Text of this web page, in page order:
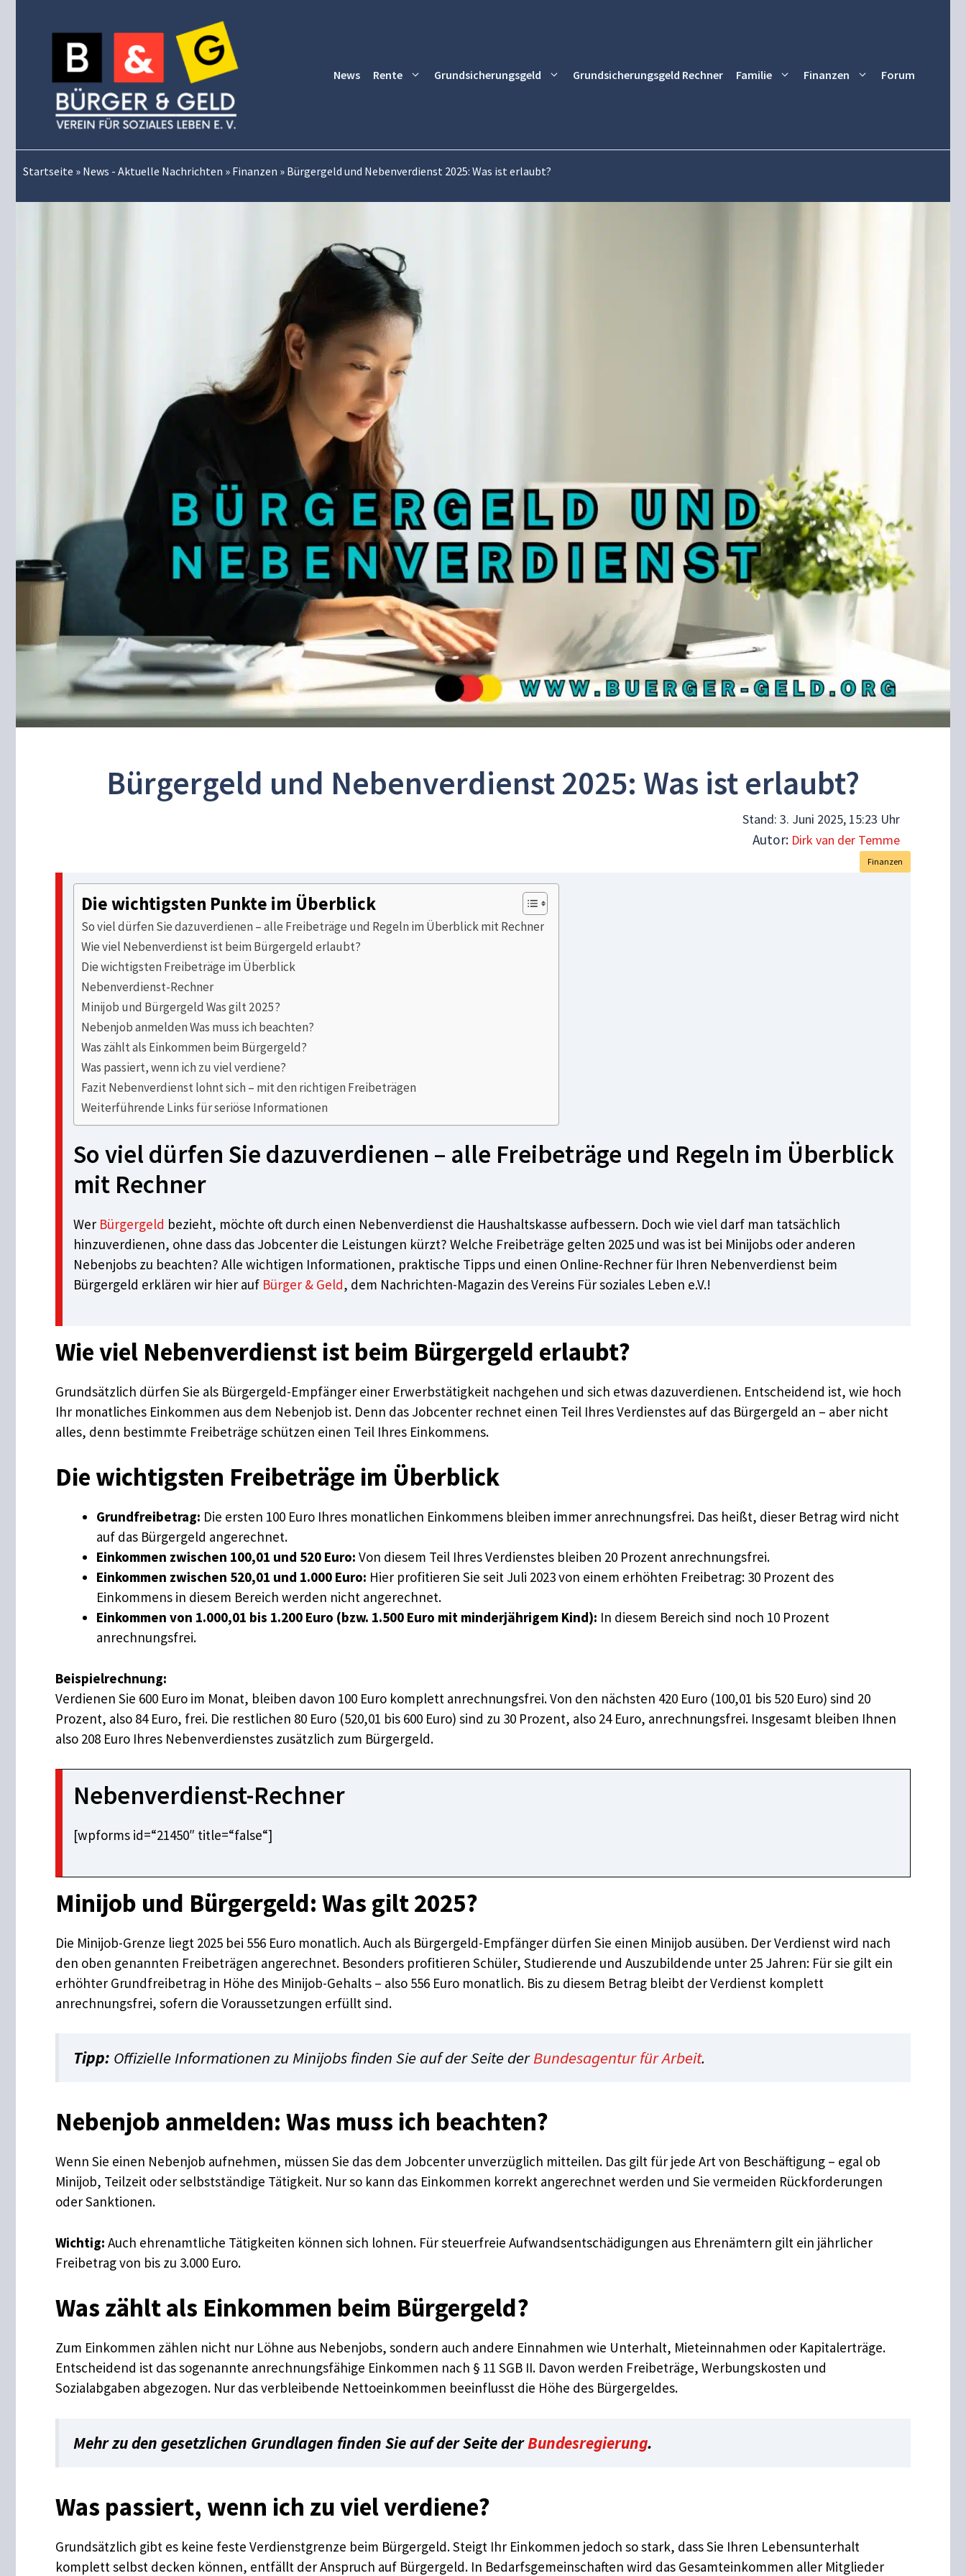
News Rente Grundsicherungsgeld Grundsicherungsgeld Rechner Familie Finanzen Forum
Startseite » News - Aktuelle Nachrichten » Finanzen » Bürgergeld und Nebenverdienst 2025: Was ist erlaubt?
Bürgergeld und Nebenverdienst 2025: Was ist erlaubt?
Stand: 3. Juni 2025, 15:23 Uhr
Autor: Dirk van der Temme
Finanzen
Die wichtigsten Punkte im Überblick
So viel dürfen Sie dazuverdienen – alle Freibeträge und Regeln im Überblick mit Rechner
Wie viel Nebenverdienst ist beim Bürgergeld erlaubt?
Die wichtigsten Freibeträge im Überblick
Nebenverdienst-Rechner
Minijob und Bürgergeld Was gilt 2025?
Nebenjob anmelden Was muss ich beachten?
Was zählt als Einkommen beim Bürgergeld?
Was passiert, wenn ich zu viel verdiene?
Fazit Nebenverdienst lohnt sich – mit den richtigen Freibeträgen
Weiterführende Links für seriöse Informationen
So viel dürfen Sie dazuverdienen – alle Freibeträge und Regeln im Überblick
mit Rechner
Wer Bürgergeld bezieht, möchte oft durch einen Nebenverdienst die Haushaltskasse aufbessern. Doch wie viel darf man tatsächlich
hinzuverdienen, ohne dass das Jobcenter die Leistungen kürzt? Welche Freibeträge gelten 2025 und was ist bei Minijobs oder anderen
Nebenjobs zu beachten? Alle wichtigen Informationen, praktische Tipps und einen Online-Rechner für Ihren Nebenverdienst beim
Bürgergeld erklären wir hier auf Bürger & Geld, dem Nachrichten-Magazin des Vereins Für soziales Leben e.V.!
Wie viel Nebenverdienst ist beim Bürgergeld erlaubt?
Grundsätzlich dürfen Sie als Bürgergeld-Empfänger einer Erwerbstätigkeit nachgehen und sich etwas dazuverdienen. Entscheidend ist, wie hoch
Ihr monatliches Einkommen aus dem Nebenjob ist. Denn das Jobcenter rechnet einen Teil Ihres Verdienstes auf das Bürgergeld an – aber nicht
alles, denn bestimmte Freibeträge schützen einen Teil Ihres Einkommens.
Die wichtigsten Freibeträge im Überblick
Grundfreibetrag: Die ersten 100 Euro Ihres monatlichen Einkommens bleiben immer anrechnungsfrei. Das heißt, dieser Betrag wird nicht
auf das Bürgergeld angerechnet.
Einkommen zwischen 100,01 und 520 Euro: Von diesem Teil Ihres Verdienstes bleiben 20 Prozent anrechnungsfrei.
Einkommen zwischen 520,01 und 1.000 Euro: Hier profitieren Sie seit Juli 2023 von einem erhöhten Freibetrag: 30 Prozent des
Einkommens in diesem Bereich werden nicht angerechnet.
Einkommen von 1.000,01 bis 1.200 Euro (bzw. 1.500 Euro mit minderjährigem Kind): In diesem Bereich sind noch 10 Prozent
anrechnungsfrei.
Beispielrechnung:
Verdienen Sie 600 Euro im Monat, bleiben davon 100 Euro komplett anrechnungsfrei. Von den nächsten 420 Euro (100,01 bis 520 Euro) sind 20
Prozent, also 84 Euro, frei. Die restlichen 80 Euro (520,01 bis 600 Euro) sind zu 30 Prozent, also 24 Euro, anrechnungsfrei. Insgesamt bleiben Ihnen
also 208 Euro Ihres Nebenverdienstes zusätzlich zum Bürgergeld.
Nebenverdienst-Rechner
[wpforms id=“21450″ title=“false“]
Minijob und Bürgergeld: Was gilt 2025?
Die Minijob-Grenze liegt 2025 bei 556 Euro monatlich. Auch als Bürgergeld-Empfänger dürfen Sie einen Minijob ausüben. Der Verdienst wird nach
den oben genannten Freibeträgen angerechnet. Besonders profitieren Schüler, Studierende und Auszubildende unter 25 Jahren: Für sie gilt ein
erhöhter Grundfreibetrag in Höhe des Minijob-Gehalts – also 556 Euro monatlich. Bis zu diesem Betrag bleibt der Verdienst komplett
anrechnungsfrei, sofern die Voraussetzungen erfüllt sind.
Tipp: Offizielle Informationen zu Minijobs finden Sie auf der Seite derBundesagentur für Arbeit.
Nebenjob anmelden: Was muss ich beachten?
Wenn Sie einen Nebenjob aufnehmen, müssen Sie das dem Jobcenter unverzüglich mitteilen. Das gilt für jede Art von Beschäftigung – egal ob
Minijob, Teilzeit oder selbstständige Tätigkeit. Nur so kann das Einkommen korrekt angerechnet werden und Sie vermeiden Rückforderungen
oder Sanktionen.
Wichtig: Auch ehrenamtliche Tätigkeiten können sich lohnen. Für steuerfreie Aufwandsentschädigungen aus Ehrenämtern gilt ein jährlicher
Freibetrag von bis zu 3.000 Euro.
Was zählt als Einkommen beim Bürgergeld?
Zum Einkommen zählen nicht nur Löhne aus Nebenjobs, sondern auch andere Einnahmen wie Unterhalt, Mieteinnahmen oder Kapitalerträge.
Entscheidend ist das sogenannte anrechnungsfähige Einkommen nach § 11 SGB II. Davon werden Freibeträge, Werbungskosten und
Sozialabgaben abgezogen. Nur das verbleibende Nettoeinkommen beeinflusst die Höhe des Bürgergeldes.
Mehr zu den gesetzlichen Grundlagen finden Sie auf der Seite derBundesregierung.
Was passiert, wenn ich zu viel verdiene?
Grundsätzlich gibt es keine feste Verdienstgrenze beim Bürgergeld. Steigt Ihr Einkommen jedoch so stark, dass Sie Ihren Lebensunterhalt
komplett selbst decken können, entfällt der Anspruch auf Bürgergeld. In Bedarfsgemeinschaften wird das Gesamteinkommen aller Mitglieder